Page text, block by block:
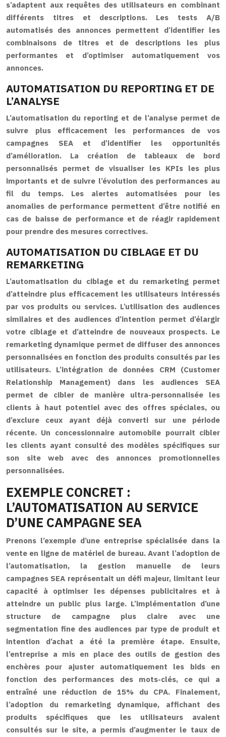
s’adaptent aux requêtes des utilisateurs en combinant
différents titres et descriptions. Les tests A/B
automatisés des annonces permettent d’identifier les
combinaisons de titres et de descriptions les plus
performantes et d’optimiser automatiquement vos
annonces.
AUTOMATISATION DU REPORTING ET DE
L’ANALYSE
L’automatisation du reporting et de l’analyse permet de
suivre plus efficacement les performances de vos
campagnes SEA et d’identifier les opportunités
d’amélioration. La création de tableaux de bord
personnalisés permet de visualiser les KPIs les plus
importants et de suivre l’évolution des performances au
fil du temps. Les alertes automatisées pour les
anomalies de performance permettent d’être notifié en
cas de baisse de performance et de réagir rapidement
pour prendre des mesures correctives.
AUTOMATISATION DU CIBLAGE ET DU
REMARKETING
L’automatisation du ciblage et du remarketing permet
d’atteindre plus efficacement les utilisateurs intéressés
par vos produits ou services. L’utilisation des audiences
similaires et des audiences d’intention permet d’élargir
votre ciblage et d’atteindre de nouveaux prospects. Le
remarketing dynamique permet de diffuser des annonces
personnalisées en fonction des produits consultés par les
utilisateurs. L’intégration de données CRM (Customer
Relationship Management) dans les audiences SEA
permet de cibler de manière ultra-personnalisée les
clients à haut potentiel avec des offres spéciales, ou
d’exclure ceux ayant déjà converti sur une période
récente. Un concessionnaire automobile pourrait cibler
les clients ayant consulté des modèles spécifiques sur
son site web avec des annonces promotionnelles
personnalisées.
EXEMPLE CONCRET :
L’AUTOMATISATION AU SERVICE
D’UNE CAMPAGNE SEA
Prenons l’exemple d’une entreprise spécialisée dans la
vente en ligne de matériel de bureau. Avant l’adoption de
l’automatisation, la gestion manuelle de leurs
campagnes SEA représentait un défi majeur, limitant leur
capacité à optimiser les dépenses publicitaires et à
atteindre un public plus large. L’implémentation d’une
structure de campagne plus claire avec une
segmentation fine des audiences par type de produit et
intention d’achat a été la première étape. Ensuite,
l’entreprise a mis en place des outils de gestion des
enchères pour ajuster automatiquement les bids en
fonction des performances des mots-clés, ce qui a
entraîné une réduction de 15% du CPA. Finalement,
l’adoption du remarketing dynamique, affichant des
produits spécifiques que les utilisateurs avaient
consultés sur le site, a permis d’augmenter le taux de